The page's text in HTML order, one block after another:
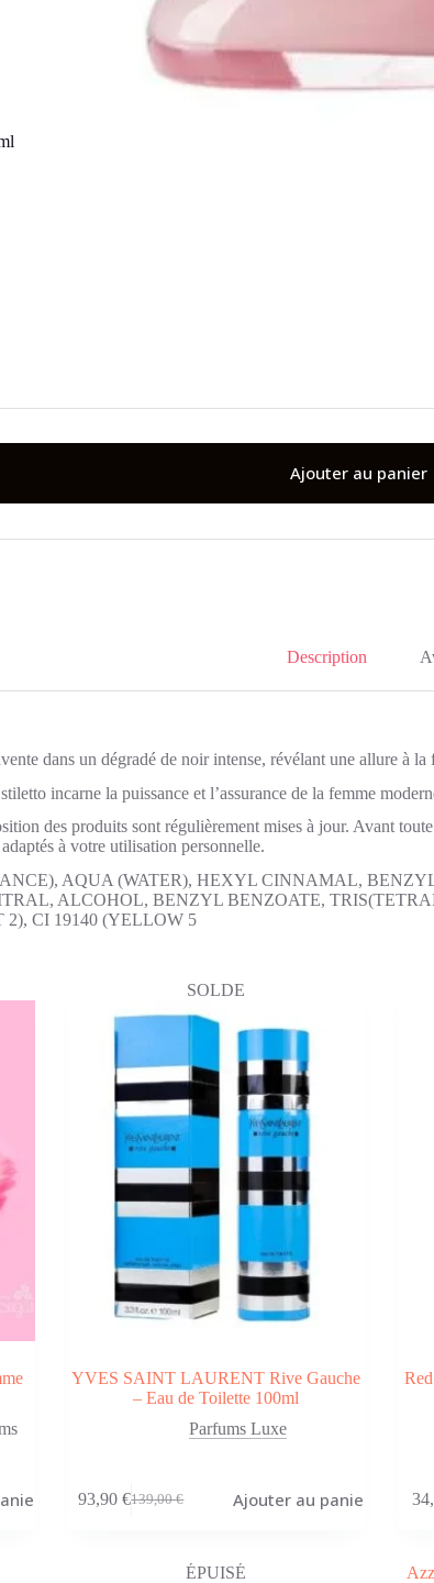
Ajouter au panier
Description
dans un dégradé de noir intense, révélant une allure à la
incarne la puissance et l’assurance de la femme
des produits sont régulièrement mises à jour. Avant
à votre utilisation personnelle.
AQUA (WATER), HEXYL CINNAMAL,
ALCOHOL, BENZYL BENZOATE,
2), CI 19140 (YELLOW 5
SOLDE
YVES SAINT LAURENT Rive Gauche
– Eau de Toilette 100ml
Parfums Luxe
139,00€
Le
93,90€Le
Ajouter au panier
ÉPUISÉ